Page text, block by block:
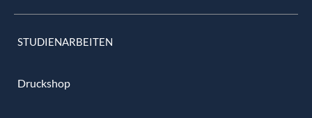
STUDIENARBEITEN
Druckshop